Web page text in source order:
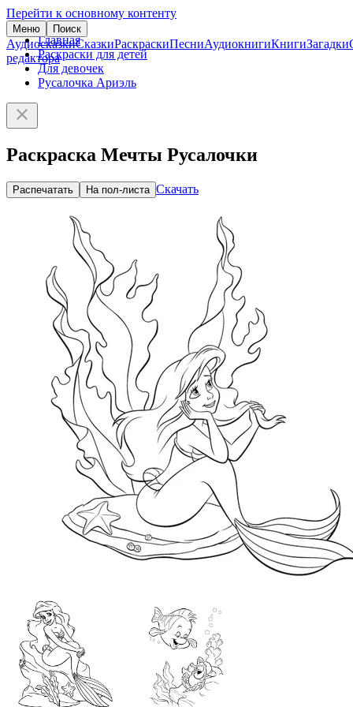
Перейти к основному контенту
Меню Поиск
АудиосказкиСказкиРаскраскиПесниАудиокнигиКнигиЗагадки
редактора
Главная
Раскраски для детей
Для девочек
Русалочка Ариэль
Раскраска Мечты Русалочки
Распечатать На пол-листа Скачать